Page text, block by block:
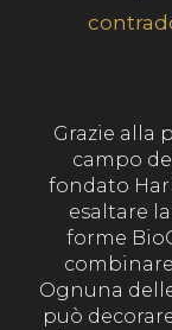
Grazie alla
campo
fondato
esaltare
forme
Ognuna
può